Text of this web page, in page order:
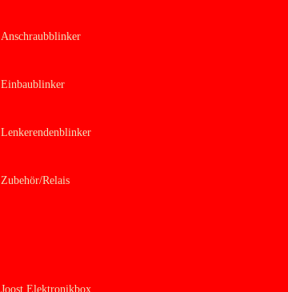
Anschraubblinker
Einbaublinker
Lenkerendenblinker
Zubehör/Relais
Joost Elektronikbox